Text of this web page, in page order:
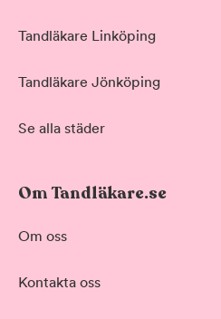
Tandläkare Linköping
Tandläkare Jönköping
Se alla städer
Om Tandläkare.se
Om oss
Kontakta oss